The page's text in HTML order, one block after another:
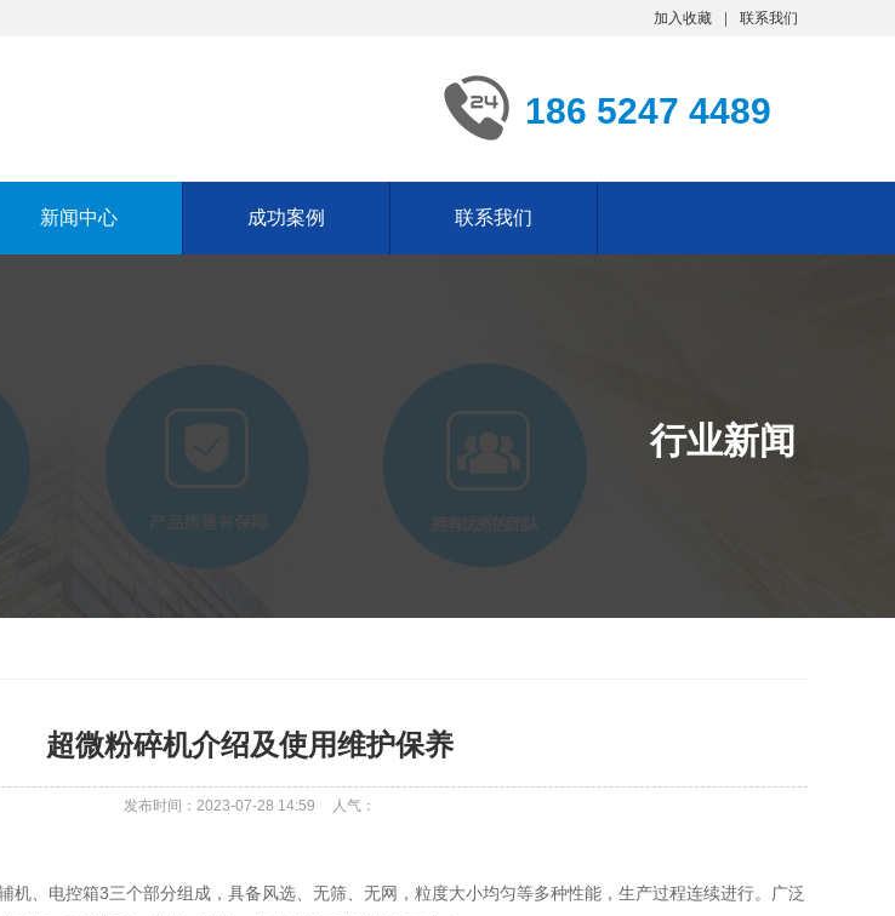
加入收藏 联系我们
186 5247 4489
新闻中心 成功案例 联系我们
行业新闻
超微粉碎机介绍及使用维护保养
发布时间：2023-07-28 14:59 人气：
机、电控箱3三个部分组成，具备风选、无筛、无网，粒度大小均匀等多种性能，生产过程连续进行。广泛